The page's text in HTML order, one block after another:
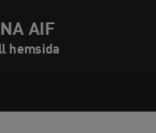
AIF
hemsida